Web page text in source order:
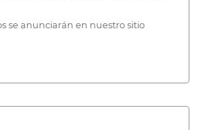
se anunciarán en nuestro sitio